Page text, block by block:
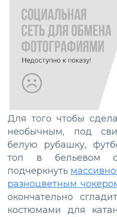
Для того чтобы
необычным, под
белую рубашку,
топ в бельевом
подчеркнуть
разноцветным
окончательно
костюмами для